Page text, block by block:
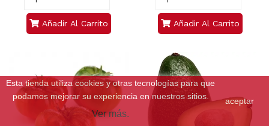
Añadir Al Carrito Añadir Al Carrito
Esta tienda utiliza cookies y otras tecnologías para que
podamos mejorar su experiencia en nuestros sitios.
Ver más.
aceptar